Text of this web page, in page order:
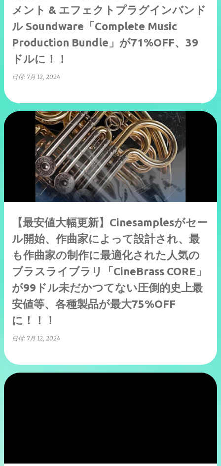
メント & エフェクトプラグインバンド
ル Soundware「Complete Music
Production Bundle」が71%OFF、39
ドルに！！
日付: 7月 12, 2024
【最安値大幅更新】Cinesamplesがセー
ル開始、作曲家によって設計され、最
も作曲家の制作に最適化された人気の
ブラスライブラリ「CineBrass CORE」
が99ドル未だかつてない圧倒的史上最
安値等、各種製品が最大75%OFF
に！！！
日付: 7月 12, 2024